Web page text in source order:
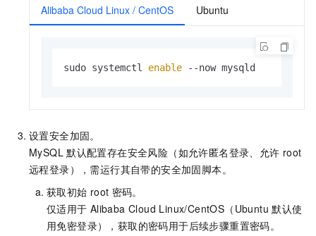
Alibaba Cloud Linux / CentOS Ubuntu
sudo systemctl enable --now mysqld
设置安全加固。
MySQL 默认配置存在安全风险（如允许匿名登录、允许 root
远程登录），需运行其自带的安全加固脚本。
获取初始 root 密码。
仅适用于 Alibaba Cloud Linux/CentOS（Ubuntu 默认使
用免密登录），获取的密码用于后续步骤重置密码。